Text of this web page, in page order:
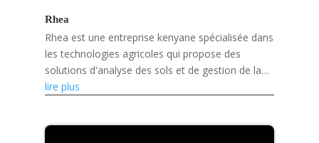
Rhea
Rhea est une entreprise kenyane spécialisée dans
les technologies agricoles qui propose des
solutions d'analyse des sols et de gestion de la
santé des sols basées sur l'intelligence
lire plus